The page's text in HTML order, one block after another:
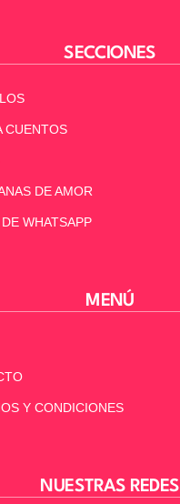
SECCIONES
CUENTOS
DE AMOR
WHATSAPP
MENÚ
Y CONDICIONES
NUESTRAS REDES